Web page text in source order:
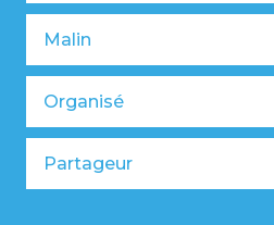
Malin
Organisé
Partageur